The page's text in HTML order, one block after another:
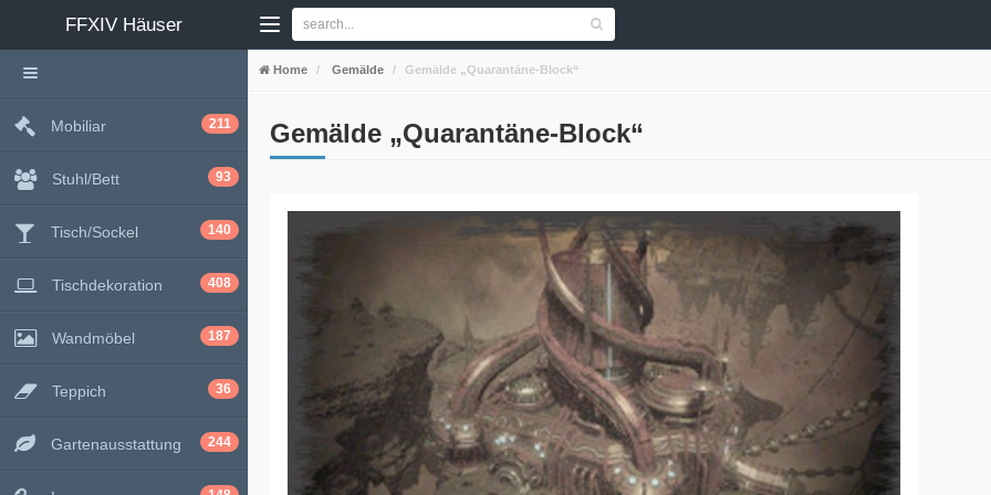
FFXIV Häuser
Home Gemälde Gemälde „Quarantäne-Block“
Gemälde „Quarantäne-Block“
Mobiliar 211
Stuhl/Bett 93
Tisch/Sockel 140
Tischdekoration 408
Wandmöbel 187
Teppich 36
Gartenausstattung 244